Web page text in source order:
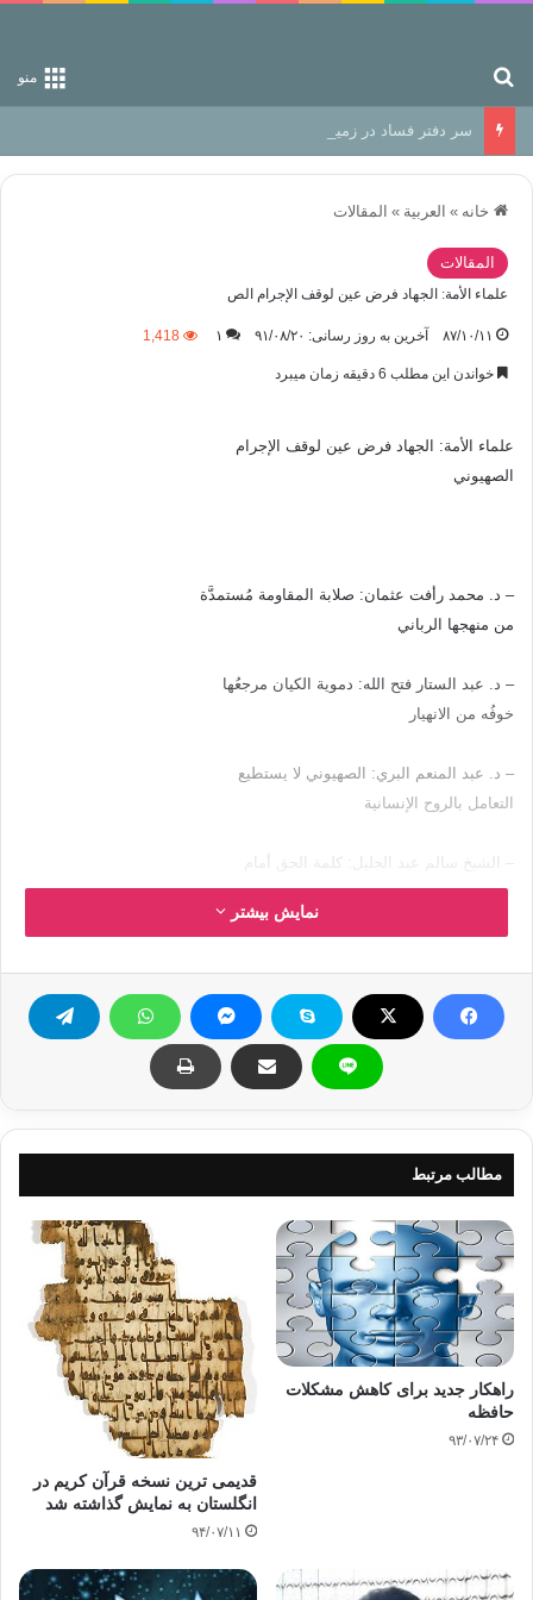
منو
سر دفتر فساد در زمین‌، دوری وکناره‌گیری از راه خداست‌!
خانه » العربیة » المقالات
المقالات
علماء الأمة: الجهاد فرض عين لوقف الإجرام الص
۸۷/۱۰/۱۱ آخرین به روز رسانی: ۹۱/۰۸/۲۰ ۱ 1,418
خواندن این مطلب 6 دقیقه زمان میبرد
علماء الأمة: الجهاد فرض عين لوقف الإجرام
الصهيوني
– د. محمد رأفت عثمان: صلابة المقاومة مُستمدَّة
من منهجها الرباني
– د. عبد الستار فتح الله: دموية الكيان مرجعُها
خوفُه من الانهيار
– د. عبد المنعم البري: الصهيوني لا يستطيع
التعامل بالروح الإنسانية
– الشيخ سالم عبد الجليل: كلمة الحق أمام
المسئولين فريضةٌ على العلماء
– د. محمد المهدي: التصعيد موجَّهٌ إلى المقاومة
طالب علماء الأمة الإسلامية الشعوب والحكومات
بضرورة استغلال ذكرى العام الهجري الجديد في تدشين حملة جهادية كبيرة
على مختلف
المستويات السياسية والاقتصادية والعسكرية والإعلامية لصد الاجتياح الصهيوني
الغاشم على قطاع غزة، ووقف المجازر التي ترتكبها قوات الاحتلال الصهيوني
بحق الشعب
الفلسطيني في قطاع غزة.
وجه عدوها وتحرير مقدساتها، مطالبين المسلمين في جميع بقاع الأرض
نمایش بیشتر
مطالب مرتبط
راهکار جدید برای کاهش مشکلات
حافظه
۹۳/۰۷/۲۴
قدیمی ترین نسخه قرآن کریم در
انگلستان به نمایش گذاشته شد
۹۴/۰۷/۱۱